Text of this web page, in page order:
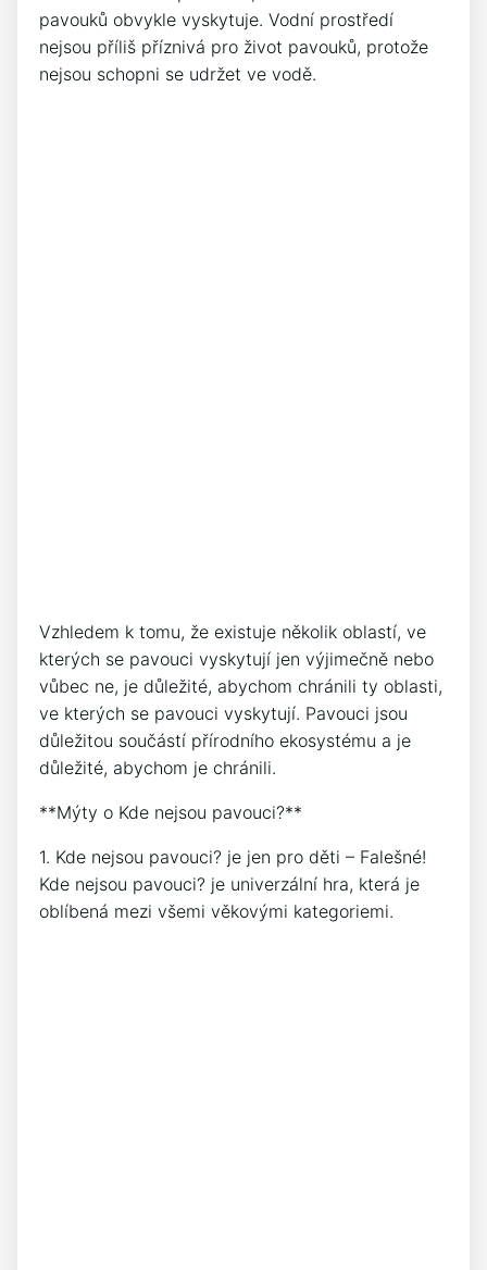
pavouků obvykle vyskytuje. Vodní prostředí
nejsou příliš příznivá pro život pavouků, protože
nejsou schopni se udržet ve vodě.
Vzhledem k tomu, že existuje několik oblastí, ve
kterých se pavouci vyskytují jen výjimečně nebo
vůbec ne, je důležité, abychom chránili ty oblasti,
ve kterých se pavouci vyskytují. Pavouci jsou
důležitou součástí přírodního ekosystému a je
důležité, abychom je chránili.
**Mýty o Kde nejsou pavouci?**
1. Kde nejsou pavouci? je jen pro děti – Falešné!
Kde nejsou pavouci? je univerzální hra, která je
oblíbená mezi všemi věkovými kategoriemi.